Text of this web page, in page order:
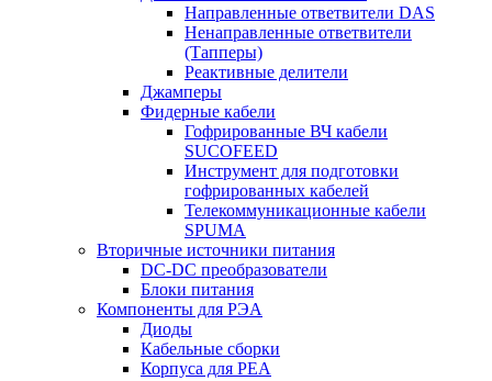
Направленные ответвители DAS
Ненаправленные ответвители
(Тапперы)
Реактивные делители
Джамперы
Фидерные кабели
Гофрированные ВЧ кабели
SUCOFEED
Инструмент для подготовки
гофрированных кабелей
Телекоммуникационные кабели
SPUMA
Вторичные источники питания
DC-DC преобразователи
Блоки питания
Компоненты для РЭА
Диоды
Кабельные сборки
Корпуса для РЕА